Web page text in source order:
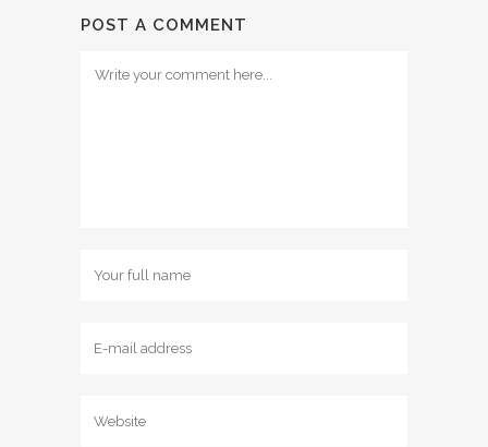
POST A COMMENT